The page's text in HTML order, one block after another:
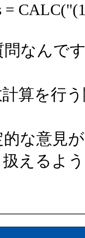
=
なんで
算を行
な意見
えるよ